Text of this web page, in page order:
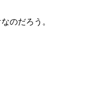
のだろう。